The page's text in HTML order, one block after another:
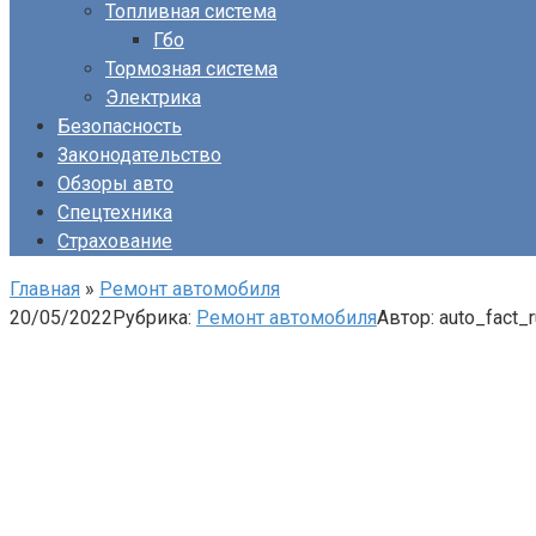
Топливная система
Гбо
Тормозная система
Электрика
Безопасность
Законодательство
Обзоры авто
Спецтехника
Страхование
Главная » Ремонт автомобиля
20/05/2022Рубрика: Ремонт автомобиляАвтор: